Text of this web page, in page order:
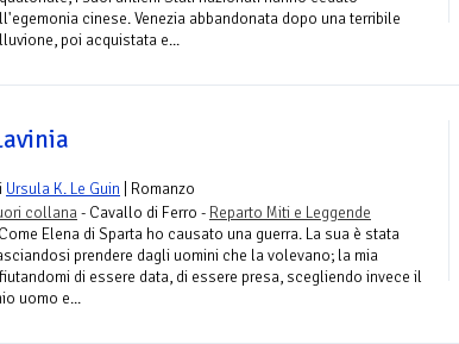
cinese. Venezia abbandonata dopo una terribile
poi acquistata e...
Ursula K. Le Guin | Romanzo
collana- Cavallo di Ferro - Reparto Miti e Leggende
Elena di Sparta ho causato una guerra. La sua è stata
prendere dagli uomini che la volevano; la mia
di essere data, di essere presa, scegliendo invece il
uomo e...